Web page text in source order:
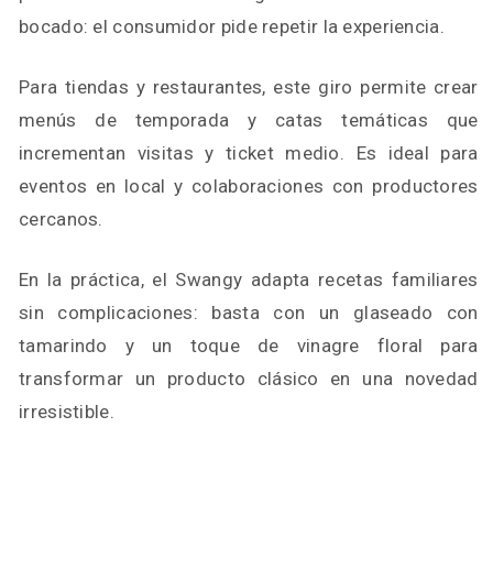
bocado: el consumidor pide repetir la experiencia.
Para tiendas y restaurantes, este giro permite crear
menús de temporada y catas temáticas que
incrementan visitas y ticket medio. Es ideal para
eventos en local y colaboraciones con productores
cercanos.
En la práctica, el Swangy adapta recetas familiares
sin complicaciones: basta con un glaseado con
tamarindo y un toque de vinagre floral para
transformar un producto clásico en una novedad
irresistible.